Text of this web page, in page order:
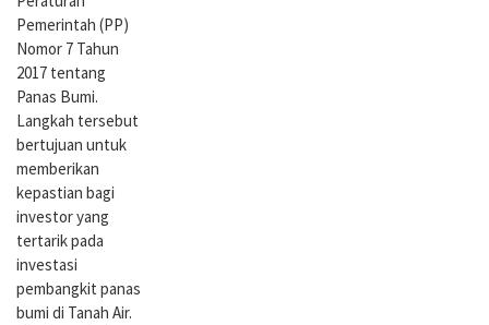
Pemerintah (PP)
Nomor 7 Tahun
2017 tentang
Panas Bumi.
Langkah tersebut
bertujuan untuk
memberikan
kepastian bagi
investor yang
tertarik pada
investasi
pembangkit panas
bumi di Tanah Air.